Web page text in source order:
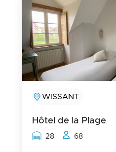
WISSANT
Hôtel de la Plage
Rooms capacity
28 People capacity
68